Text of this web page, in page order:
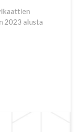
2023 alusta